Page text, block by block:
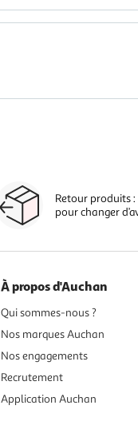
Retour produits
pour changer
À propos d'Auchan
Qui sommes-nous ?
Nos marques Auchan
Nos engagements
Recrutement
Application Auchan